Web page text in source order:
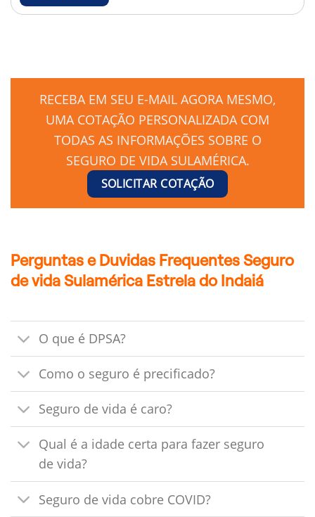
RECEBA EM SEU E-MAIL AGORA MESMO,
UMA COTAÇÃO PERSONALIZADA COM
TODAS AS INFORMAÇÕES SOBRE O
SEGURO DE VIDA SULAMÉRICA.
SOLICITAR COTAÇÃO
Perguntas e Duvidas Frequentes Seguro
de vida Sulamérica Estrela do Indaiá
O que é DPSA?
Como o seguro é precificado?
Seguro de vida é caro?
Qual é a idade certa para fazer seguro
de vida?
Seguro de vida cobre COVID?